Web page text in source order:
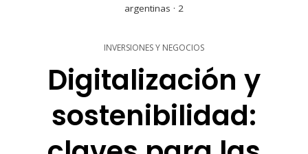
argentinas · 2
INVERSIONES Y NEGOCIOS
Digitalización y
sostenibilidad: